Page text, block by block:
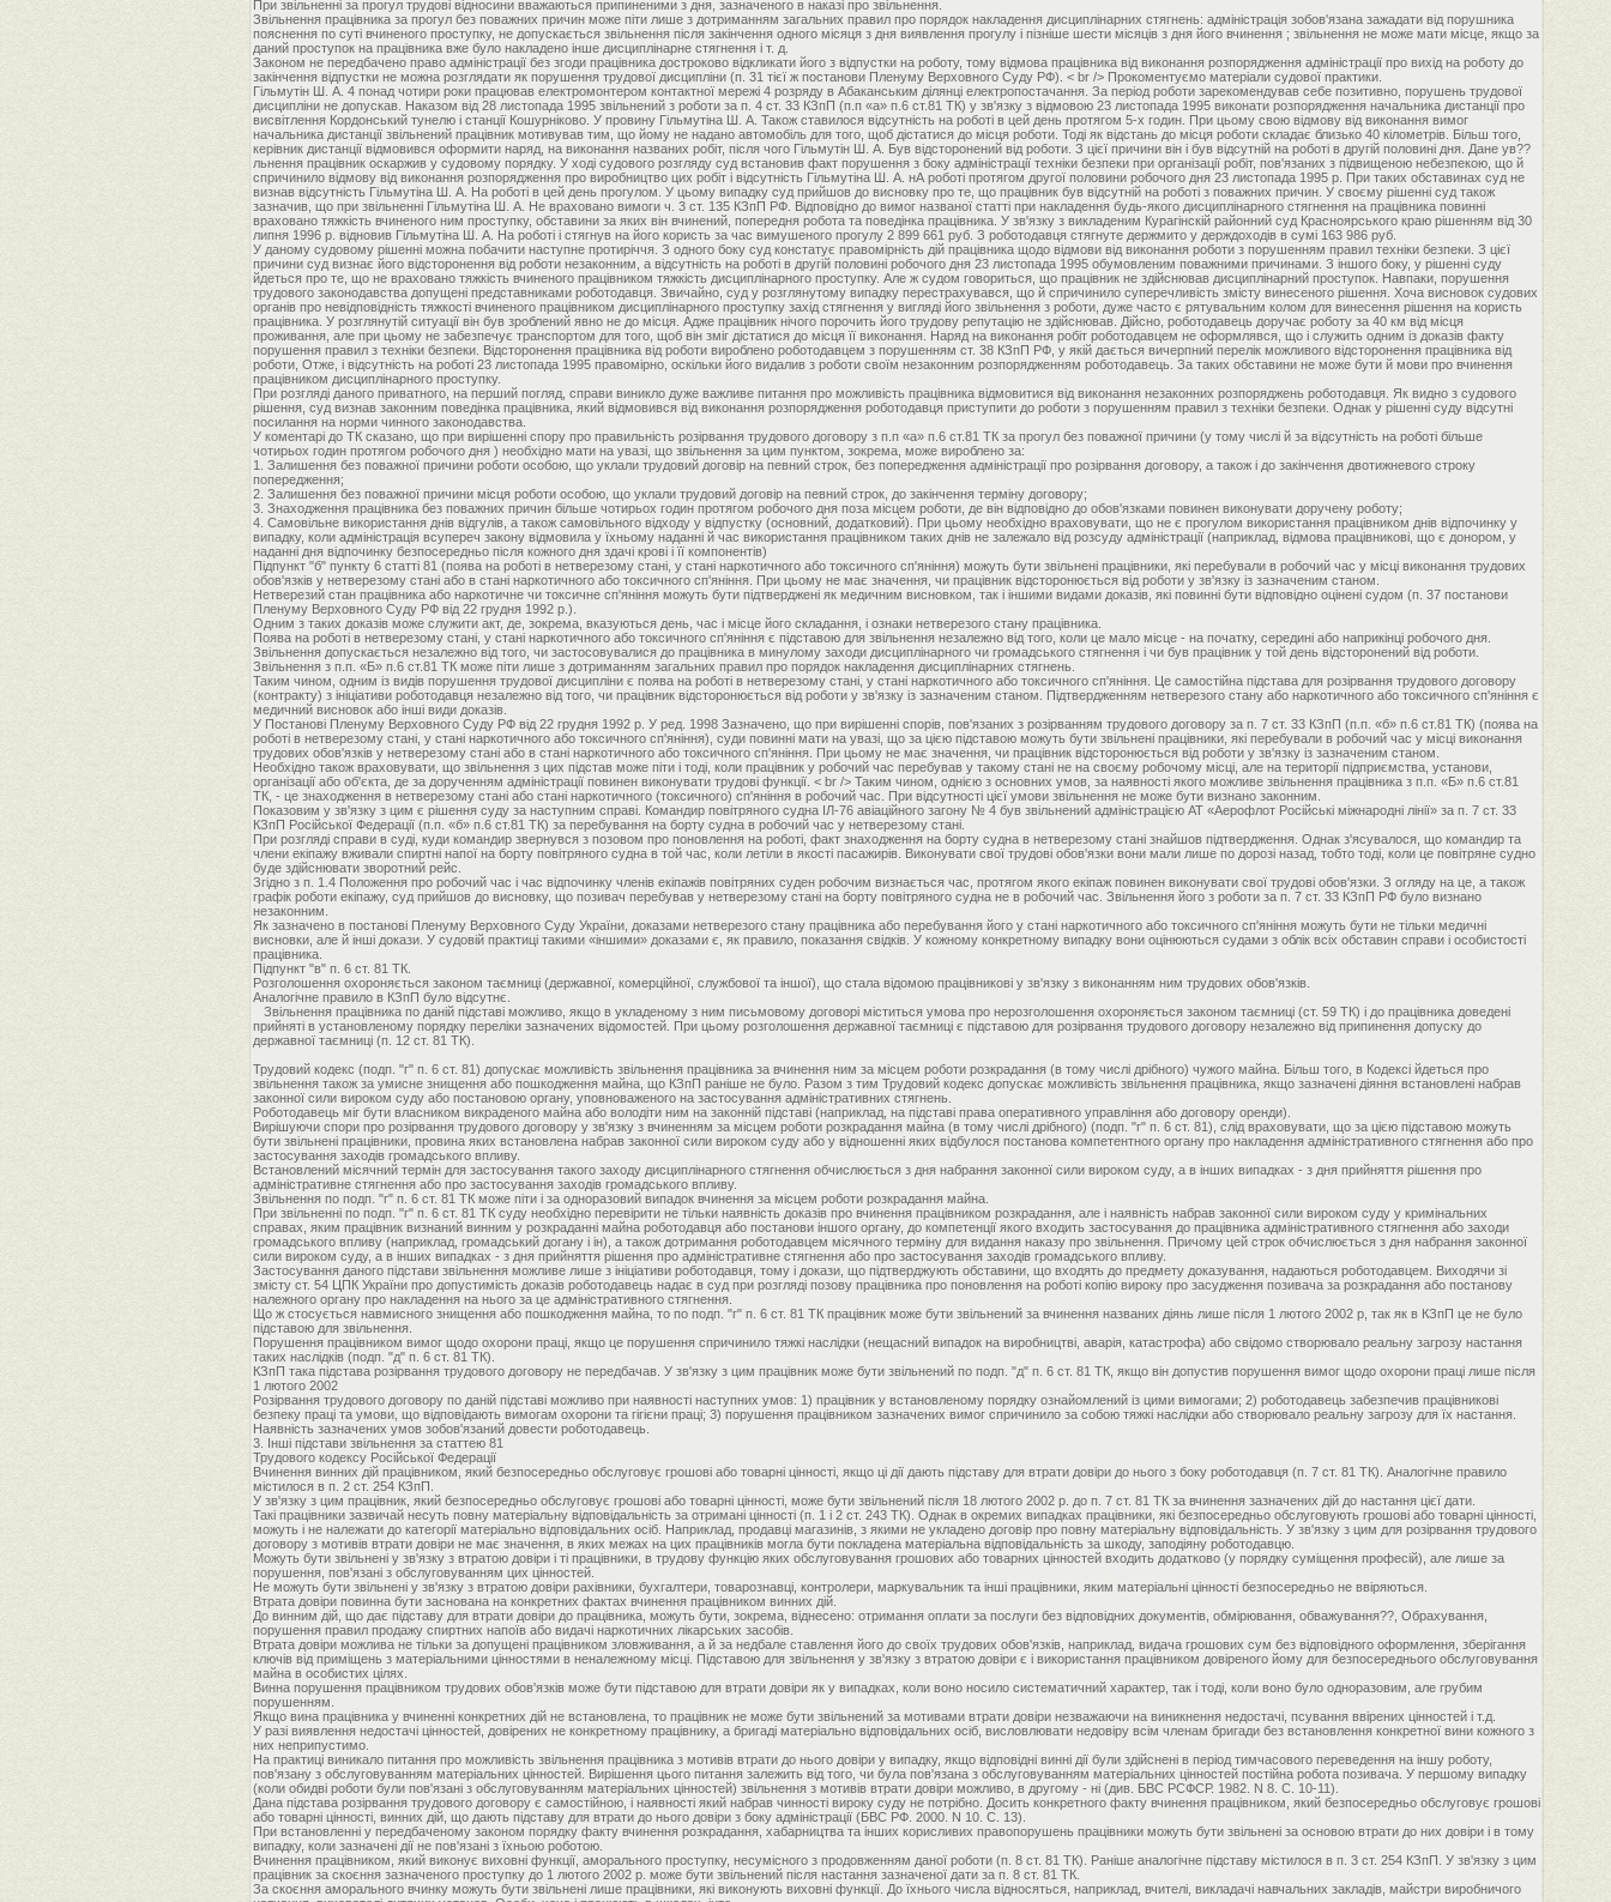
При звільненні за прогул трудові відносини вважаються припиненими з дня, зазначеного в наказі про звільнення.
Звільнення працівника за прогул без поважних причин може піти лише з дотриманням загальних правил про порядок накладення дисциплінарних стягнень: адміністрація зобов'язана зажадати від порушника
пояснення по суті вчиненого проступку, не допускається звільнення після закінчення одного місяця з дня виявлення прогулу і пізніше шести місяців з дня його вчинення ; звільнення не може мати місце, якщо за
даний проступок на працівника вже було накладено інше дисциплінарне стягнення і т. д.
Законом не передбачено право адміністрації без згоди працівника достроково відкликати його з відпустки на роботу, тому відмова працівника від виконання розпорядження адміністрації про вихід на роботу до
закінчення відпустки не можна розглядати як порушення трудової дисципліни (п. 31 тієї ж постанови Пленуму Верховного Суду РФ). < br /> Прокоментуємо матеріали судової практики.
Гільмутін Ш. А. 4 понад чотири роки працював електромонтером контактної мережі 4 розряду в Абаканським ділянці електропостачання. За період роботи зарекомендував себе позитивно, порушень трудової
дисципліни не допускав. Наказом від 28 листопада 1995 звільнений з роботи за п. 4 ст. 33 КЗпП (п.п «а» п.6 ст.81 ТК) у зв'язку з відмовою 23 листопада 1995 виконати розпорядження начальника дистанції про
висвітлення Кордонський тунелю і станції Кошурніково. У провину Гільмутіна Ш. А. Також ставилося відсутність на роботі в цей день протягом 5-х годин. При цьому свою відмову від виконання вимог
начальника дистанції звільнений працівник мотивував тим, що йому не надано автомобіль для того, щоб дістатися до місця роботи. Тоді як відстань до місця роботи складає близько 40 кілометрів. Більш того,
керівник дистанції відмовився оформити наряд, на виконання названих робіт, після чого Гільмутін Ш. А. Був відсторонений від роботи. З цієї причини він і був відсутній на роботі в другій половині дня. Дане ув??
льнення працівник оскаржив у судовому порядку. У ході судового розгляду суд встановив факт порушення з боку адміністрації техніки безпеки при організації робіт, пов'язаних з підвищеною небезпекою, що й
спричинило відмову від виконання розпорядження про виробництво цих робіт і відсутність Гільмутіна Ш. А. нА роботі протягом другої половини робочого дня 23 листопада 1995 р. При таких обставинах суд не
визнав відсутність Гільмутіна Ш. А. На роботі в цей день прогулом. У цьому випадку суд прийшов до висновку про те, що працівник був відсутній на роботі з поважних причин. У своєму рішенні суд також
зазначив, що при звільненні Гільмутіна Ш. А. Не враховано вимоги ч. 3 ст. 135 КЗпП РФ. Відповідно до вимог названої статті при накладення будь-якого дисциплінарного стягнення на працівника повинні
враховано тяжкість вчиненого ним проступку, обставини за яких він вчинений, попередня робота та поведінка працівника. У зв'язку з викладеним Курагінскій районний суд Красноярського краю рішенням від 30
липня 1996 р. відновив Гільмутіна Ш. А. На роботі і стягнув на його користь за час вимушеного прогулу 2 899 661 руб. З роботодавця стягнуте держмито у держдоходів в сумі 163 986 руб.
У даному судовому рішенні можна побачити наступне протиріччя. З одного боку суд констатує правомірність дій працівника щодо відмови від виконання роботи з порушенням правил техніки безпеки. З цієї
причини суд визнає його відсторонення від роботи незаконним, а відсутність на роботі в другій половині робочого дня 23 листопада 1995 обумовленим поважними причинами. З іншого боку, у рішенні суду
йдеться про те, що не враховано тяжкість вчиненого працівником тяжкість дисциплінарного проступку. Але ж судом говориться, що працівник не здійснював дисциплінарний проступок. Навпаки, порушення
трудового законодавства допущені представниками роботодавця. Звичайно, суд у розглянутому випадку перестрахувався, що й спричинило суперечливість змісту винесеного рішення. Хоча висновок судових
органів про невідповідність тяжкості вчиненого працівником дисциплінарного проступку захід стягнення у вигляді його звільнення з роботи, дуже часто є рятувальним колом для винесення рішення на користь
працівника. У розглянутій ситуації він був зроблений явно не до місця. Адже працівник нічого порочить його трудову репутацію не здійснював. Дійсно, роботодавець доручає роботу за 40 км від місця
проживання, але при цьому не забезпечує транспортом для того, щоб він зміг дістатися до місця її виконання. Наряд на виконання робіт роботодавцем не оформлявся, що і служить одним із доказів факту
порушення правил з техніки безпеки. Відсторонення працівника від роботи вироблено роботодавцем з порушенням ст. 38 КЗпП РФ, у якій дається вичерпний перелік можливого відсторонення працівника від
роботи, Отже, і відсутність на роботі 23 листопада 1995 правомірно, оскільки його видалив з роботи своїм незаконним розпорядженням роботодавець. За таких обставини не може бути й мови про вчинення
працівником дисциплінарного проступку.
При розгляді даного приватного, на перший погляд, справи виникло дуже важливе питання про можливість працівника відмовитися від виконання незаконних розпоряджень роботодавця. Як видно з судового
рішення, суд визнав законним поведінка працівника, який відмовився від виконання розпорядження роботодавця приступити до роботи з порушенням правил з техніки безпеки. Однак у рішенні суду відсутні
посилання на норми чинного законодавства.
У коментарі до ТК сказано, що при вирішенні спору про правильність розірвання трудового договору з п.п «а» п.6 ст.81 ТК за прогул без поважної причини (у тому числі й за відсутність на роботі більше
чотирьох годин протягом робочого дня ) необхідно мати на увазі, що звільнення за цим пунктом, зокрема, може вироблено за:
1. Залишення без поважної причини роботи особою, що уклали трудовий договір на певний строк, без попередження адміністрації про розірвання договору, а також і до закінчення двотижневого строку
попередження;
2. Залишення без поважної причини місця роботи особою, що уклали трудовий договір на певний строк, до закінчення терміну договору;
3. Знаходження працівника без поважних причин більше чотирьох годин протягом робочого дня поза місцем роботи, де він відповідно до обов'язками повинен виконувати доручену роботу;
4. Самовільне використання днів відгулів, а також самовільного відходу у відпустку (основний, додатковий). При цьому необхідно враховувати, що не є прогулом використання працівником днів відпочинку у
випадку, коли адміністрація всупереч закону відмовила у їхньому наданні й час використання працівником таких днів не залежало від розсуду адміністрації (наприклад, відмова працівникові, що є донором, у
наданні дня відпочинку безпосередньо після кожного дня здачі крові і її компонентів)
Підпункт "б" пункту 6 статті 81 (поява на роботі в нетверезому стані, у стані наркотичного або токсичного сп'яніння) можуть бути звільнені працівники, які перебували в робочий час у місці виконання трудових
обов'язків у нетверезому стані або в стані наркотичного або токсичного сп'яніння. При цьому не має значення, чи працівник відсторонюється від роботи у зв'язку із зазначеним станом.
Нетверезий стан працівника або наркотичне чи токсичне сп'яніння можуть бути підтверджені як медичним висновком, так і іншими видами доказів, які повинні бути відповідно оцінені судом (п. 37 постанови
Пленуму Верховного Суду РФ від 22 грудня 1992 р.).
Одним з таких доказів може служити акт, де, зокрема, вказуються день, час і місце його складання, і ознаки нетверезого стану працівника.
Поява на роботі в нетверезому стані, у стані наркотичного або токсичного сп'яніння є підставою для звільнення незалежно від того, коли це мало місце - на початку, середині або наприкінці робочого дня.
Звільнення допускається незалежно від того, чи застосовувалися до працівника в минулому заходи дисциплінарного чи громадського стягнення і чи був працівник у той день відсторонений від роботи.
Звільнення з п.п. «Б» п.6 ст.81 ТК може піти лише з дотриманням загальних правил про порядок накладення дисциплінарних стягнень.
Таким чином, одним із видів порушення трудової дисципліни є поява на роботі в нетверезому стані, у стані наркотичного або токсичного сп'яніння. Це самостійна підстава для розірвання трудового договору
(контракту) з ініціативи роботодавця незалежно від того, чи працівник відсторонюється від роботи у зв'язку із зазначеним станом. Підтвердженням нетверезого стану або наркотичного або токсичного сп'яніння є
медичний висновок або інші види доказів.
У Постанові Пленуму Верховного Суду РФ від 22 грудня 1992 р. У ред. 1998 Зазначено, що при вирішенні спорів, пов'язаних з розірванням трудового договору за п. 7 ст. 33 КЗпП (п.п. «б» п.6 ст.81 ТК) (поява на
роботі в нетверезому стані, у стані наркотичного або токсичного сп'яніння), суди повинні мати на увазі, що за цією підставою можуть бути звільнені працівники, які перебували в робочий час у місці виконання
трудових обов'язків у нетверезому стані або в стані наркотичного або токсичного сп'яніння. При цьому не має значення, чи працівник відсторонюється від роботи у зв'язку із зазначеним станом.
Необхідно також враховувати, що звільнення з цих підстав може піти і тоді, коли працівник у робочий час перебував у такому стані не на своєму робочому місці, але на території підприємства, установи,
організації або об'єкта, де за дорученням адміністрації повинен виконувати трудові функції. < br /> Таким чином, однією з основних умов, за наявності якого можливе звільнення працівника з п.п. «Б» п.6 ст.81
ТК, - це знаходження в нетверезому стані або стані наркотичного (токсичного) сп'яніння в робочий час. При відсутності цієї умови звільнення не може бути визнано законним.
Показовим у зв'язку з цим є рішення суду за наступним справі. Командир повітряного судна ІЛ-76 авіаційного загону № 4 був звільнений адміністрацією АТ «Аерофлот Російські міжнародні лінії» за п. 7 ст. 33
КЗпП Російської Федерації (п.п. «б» п.6 ст.81 ТК) за перебування на борту судна в робочий час у нетверезому стані.
При розгляді справи в суді, куди командир звернувся з позовом про поновлення на роботі, факт знаходження на борту судна в нетверезому стані знайшов підтвердження. Однак з'ясувалося, що командир та
члени екіпажу вживали спиртні напої на борту повітряного судна в той час, коли летіли в якості пасажирів. Виконувати свої трудові обов'язки вони мали лише по дорозі назад, тобто тоді, коли це повітряне судно
буде здійснювати зворотний рейс.
Згідно з п. 1.4 Положення про робочий час і час відпочинку членів екіпажів повітряних суден робочим визнається час, протягом якого екіпаж повинен виконувати свої трудові обов'язки. З огляду на це, а також
графік роботи екіпажу, суд прийшов до висновку, що позивач перебував у нетверезому стані на борту повітряного судна не в робочий час. Звільнення його з роботи за п. 7 ст. 33 КЗпП РФ було визнано
незаконним.
Як зазначено в постанові Пленуму Верховного Суду України, доказами нетверезого стану працівника або перебування його у стані наркотичного або токсичного сп'яніння можуть бути не тільки медичні
висновки, але й інші докази. У судовій практиці такими «іншими» доказами є, як правило, показання свідків. У кожному конкретному випадку вони оцінюються судами з облік всіх обставин справи і особистості
працівника.
Підпункт "в" п. 6 ст. 81 ТК.
Розголошення охороняється законом таємниці (державної, комерційної, службової та іншої), що стала відомою працівникові у зв'язку з виконанням ним трудових обов'язків.
Аналогічне правило в КЗпП було відсутнє.
Звільнення працівника по даній підставі можливо, якщо в укладеному з ним письмовому договорі міститься умова про нерозголошення охороняється законом таємниці (ст. 59 ТК) і до працівника доведені
прийняті в установленому порядку переліки зазначених відомостей. При цьому розголошення державної таємниці є підставою для розірвання трудового договору незалежно від припинення допуску до
державної таємниці (п. 12 ст. 81 ТК).
Трудовий кодекс (подп. "г" п. 6 ст. 81) допускає можливість звільнення працівника за вчинення ним за місцем роботи розкрадання (в тому числі дрібного) чужого майна. Більш того, в Кодексі йдеться про
звільнення також за умисне знищення або пошкодження майна, що КЗпП раніше не було. Разом з тим Трудовий кодекс допускає можливість звільнення працівника, якщо зазначені діяння встановлені набрав
законної сили вироком суду або постановою органу, уповноваженого на застосування адміністративних стягнень.
Роботодавець міг бути власником викраденого майна або володіти ним на законній підставі (наприклад, на підставі права оперативного управління або договору оренди).
Вирішуючи спори про розірвання трудового договору у зв'язку з вчиненням за місцем роботи розкрадання майна (в тому числі дрібного) (подп. "г" п. 6 ст. 81), слід враховувати, що за цією підставою можуть
бути звільнені працівники, провина яких встановлена набрав законної сили вироком суду або у відношенні яких відбулося постанова компетентного органу про накладення адміністративного стягнення або про
застосування заходів громадського впливу.
Встановлений місячний термін для застосування такого заходу дисциплінарного стягнення обчислюється з дня набрання законної сили вироком суду, а в інших випадках - з дня прийняття рішення про
адміністративне стягнення або про застосування заходів громадського впливу.
Звільнення по подп. "г" п. 6 ст. 81 ТК може піти і за одноразовий випадок вчинення за місцем роботи розкрадання майна.
При звільненні по подп. "г" п. 6 ст. 81 ТК суду необхідно перевірити не тільки наявність доказів про вчинення працівником розкрадання, але і наявність набрав законної сили вироком суду у кримінальних
справах, яким працівник визнаний винним у розкраданні майна роботодавця або постанови іншого органу, до компетенції якого входить застосування до працівника адміністративного стягнення або заходи
громадського впливу (наприклад, громадський догану і ін), а також дотримання роботодавцем місячного терміну для видання наказу про звільнення. Причому цей строк обчислюється з дня набрання законної
сили вироком суду, а в інших випадках - з дня прийняття рішення про адміністративне стягнення або про застосування заходів громадського впливу.
Застосування даного підстави звільнення можливе лише з ініціативи роботодавця, тому і докази, що підтверджують обставини, що входять до предмету доказування, надаються роботодавцем. Виходячи зі
змісту ст. 54 ЦПК України про допустимість доказів роботодавець надає в суд при розгляді позову працівника про поновлення на роботі копію вироку про засудження позивача за розкрадання або постанову
належного органу про накладення на нього за це адміністративного стягнення.
Що ж стосується навмисного знищення або пошкодження майна, то по подп. "г" п. 6 ст. 81 ТК працівник може бути звільнений за вчинення названих діянь лише після 1 лютого 2002 р, так як в КЗпП це не було
підставою для звільнення.
Порушення працівником вимог щодо охорони праці, якщо це порушення спричинило тяжкі наслідки (нещасний випадок на виробництві, аварія, катастрофа) або свідомо створювало реальну загрозу настання
таких наслідків (подп. "д" п. 6 ст. 81 ТК).
КЗпП така підстава розірвання трудового договору не передбачав. У зв'язку з цим працівник може бути звільнений по подп. "д" п. 6 ст. 81 ТК, якщо він допустив порушення вимог щодо охорони праці лише після
1 лютого 2002
Розірвання трудового договору по даній підставі можливо при наявності наступних умов: 1) працівник у встановленому порядку ознайомлений із цими вимогами; 2) роботодавець забезпечив працівникові
безпеку праці та умови, що відповідають вимогам охорони та гігієни праці; 3) порушення працівником зазначених вимог спричинило за собою тяжкі наслідки або створювало реальну загрозу для їх настання.
Наявність зазначених умов зобов'язаний довести роботодавець.
3. Інші підстави звільнення за статтею 81
Трудового кодексу Російської Федерації
Вчинення винних дій працівником, який безпосередньо обслуговує грошові або товарні цінності, якщо ці дії дають підставу для втрати довіри до нього з боку роботодавця (п. 7 ст. 81 ТК). Аналогічне правило
містилося в п. 2 ст. 254 КЗпП.
У зв'язку з цим працівник, який безпосередньо обслуговує грошові або товарні цінності, може бути звільнений після 18 лютого 2002 р. до п. 7 ст. 81 ТК за вчинення зазначених дій до настання цієї дати.
Такі працівники зазвичай несуть повну матеріальну відповідальність за отримані цінності (п. 1 і 2 ст. 243 ТК). Однак в окремих випадках працівники, які безпосередньо обслуговують грошові або товарні цінності,
можуть і не належати до категорії матеріально відповідальних осіб. Наприклад, продавці магазинів, з якими не укладено договір про повну матеріальну відповідальність. У зв'язку з цим для розірвання трудового
договору з мотивів втрати довіри не має значення, в яких межах на цих працівників могла бути покладена матеріальна відповідальність за шкоду, заподіяну роботодавцю.
Можуть бути звільнені у зв'язку з втратою довіри і ті працівники, в трудову функцію яких обслуговування грошових або товарних цінностей входить додатково (у порядку суміщення професій), але лише за
порушення, пов'язані з обслуговуванням цих цінностей.
Не можуть бути звільнені у зв'язку з втратою довіри рахівники, бухгалтери, товарознавці, контролери, маркувальник та інші працівники, яким матеріальні цінності безпосередньо не ввіряються.
Втрата довіри повинна бути заснована на конкретних фактах вчинення працівником винних дій.
До винним дій, що дає підставу для втрати довіри до працівника, можуть бути, зокрема, віднесено: отримання оплати за послуги без відповідних документів, обмірювання, обважування??, Обрахування,
порушення правил продажу спиртних напоїв або видачі наркотичних лікарських засобів.
Втрата довіри можлива не тільки за допущені працівником зловживання, а й за недбале ставлення його до своїх трудових обов'язків, наприклад, видача грошових сум без відповідного оформлення, зберігання
ключів від приміщень з матеріальними цінностями в неналежному місці. Підставою для звільнення у зв'язку з втратою довіри є і використання працівником довіреного йому для безпосереднього обслуговування
майна в особистих цілях.
Винна порушення працівником трудових обов'язків може бути підставою для втрати довіри як у випадках, коли воно носило систематичний характер, так і тоді, коли воно було одноразовим, але грубим
порушенням.
Якщо вина працівника у вчиненні конкретних дій не встановлена, то працівник не може бути звільнений за мотивами втрати довіри незважаючи на виникнення недостачі, псування ввірених цінностей і т.д.
У разі виявлення недостачі цінностей, довірених не конкретному працівнику, а бригаді матеріально відповідальних осіб, висловлювати недовіру всім членам бригади без встановлення конкретної вини кожного з
них неприпустимо.
На практиці виникало питання про можливість звільнення працівника з мотивів втрати до нього довіри у випадку, якщо відповідні винні дії були здійснені в період тимчасового переведення на іншу роботу,
пов'язану з обслуговуванням матеріальних цінностей. Вирішення цього питання залежить від того, чи була пов'язана з обслуговуванням матеріальних цінностей постійна робота позивача. У першому випадку
(коли обидві роботи були пов'язані з обслуговуванням матеріальних цінностей) звільнення з мотивів втрати довіри можливо, в другому - ні (див. БВС РСФСР. 1982. N 8. С. 10-11).
Дана підстава розірвання трудового договору є самостійною, і наявності який набрав чинності вироку суду не потрібно. Досить конкретного факту вчинення працівником, який безпосередньо обслуговує грошові
або товарні цінності, винних дій, що дають підставу для втрати до нього довіри з боку адміністрації (БВС РФ. 2000. N 10. С. 13).
При встановленні у передбаченому законом порядку факту вчинення розкрадання, хабарництва та інших корисливих правопорушень працівники можуть бути звільнені за основою втрати до них довіри і в тому
випадку, коли зазначені дії не пов'язані з їхньою роботою.
Вчинення працівником, який виконує виховні функції, аморального проступку, несумісного з продовженням даної роботи (п. 8 ст. 81 ТК). Раніше аналогічне підставу містилося в п. 3 ст. 254 КЗпП. У зв'язку з цим
працівник за скоєння зазначеного проступку до 1 лютого 2002 р. може бути звільнений після настання зазначеної дати за п. 8 ст. 81 ТК.
За скоєння аморального вчинку можуть бути звільнені лише працівники, які виконують виховні функції. До їхнього числа відносяться, наприклад, вчителі, викладачі навчальних закладів, майстри виробничого